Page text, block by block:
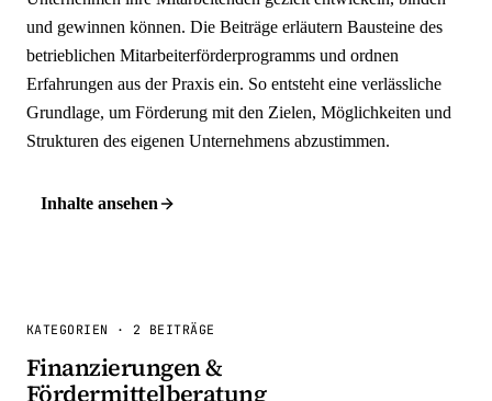
und gewinnen können. Die Beiträge erläutern Bausteine des
betrieblichen Mitarbeiterförderprogramms und ordnen
Erfahrungen aus der Praxis ein. So entsteht eine verlässliche
Grundlage, um Förderung mit den Zielen, Möglichkeiten und
Strukturen des eigenen Unternehmens abzustimmen.
Inhalte ansehen
KATEGORIEN · 2 BEITRÄGE
Finanzierungen &
Fördermittelberatung